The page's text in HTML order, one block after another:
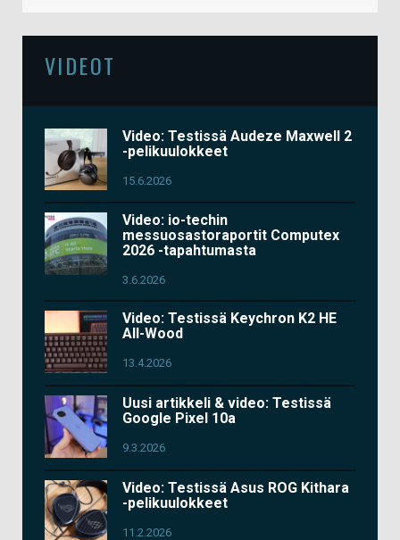
VIDEOT
Video: Testissä Audeze Maxwell 2
-pelikuulokkeet
15.6.2026
Video: io-techin
messuosastoraportit Computex
2026 -tapahtumasta
3.6.2026
Video: Testissä Keychron K2 HE
All-Wood
13.4.2026
Uusi artikkeli & video: Testissä
Google Pixel 10a
9.3.2026
Video: Testissä Asus ROG Kithara
-pelikuulokkeet
11.2.2026